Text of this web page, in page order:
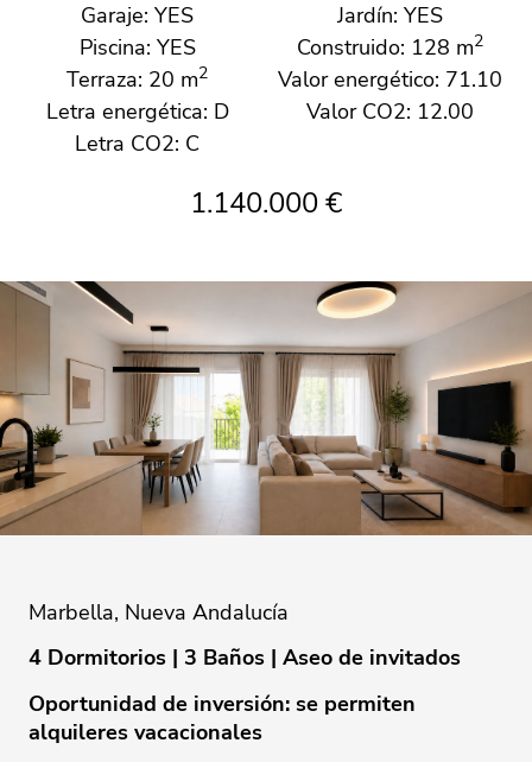
Garaje: YES
Jardín: YES
Piscina: YES
Construido: 128 m2
Terraza: 20 m2
Valor energético: 71.10
Letra energética: D
Valor CO2: 12.00
Letra CO2: C
1.140.000 €
Marbella, Nueva Andalucía
4 Dormitorios | 3 Baños | Aseo de invitados
Oportunidad de inversión: se permiten
alquileres vacacionales